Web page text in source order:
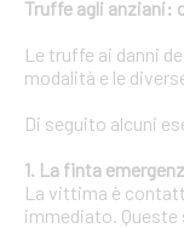
Truffe agli anziani:
Le truffe ai danni
modalità e le
Di seguito alcuni
1. La finta
La vittima è
immediato.